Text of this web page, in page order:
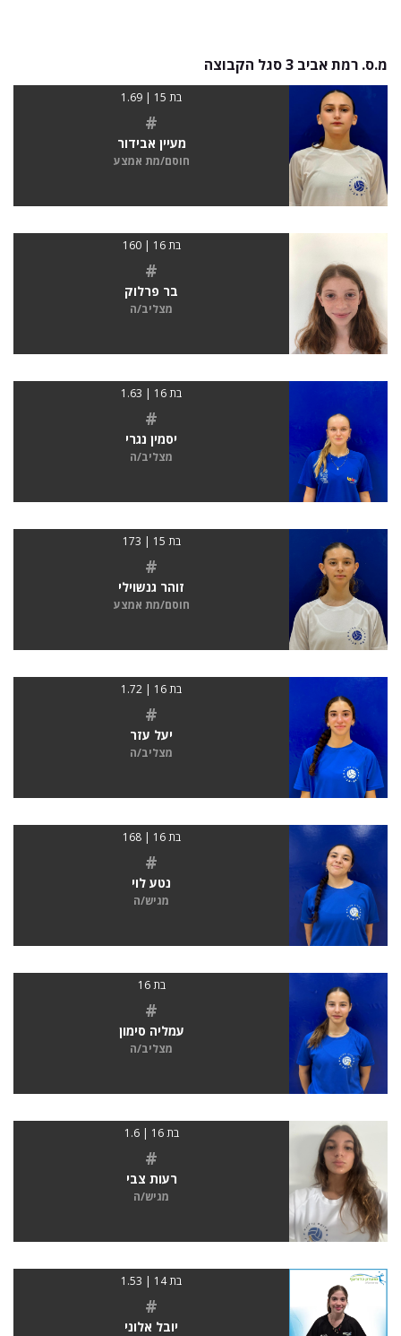
מ.ס. רמת אביב 3 סגל הקבוצה
בת 15 | 1.69
#
מעיין אבידור
חוסם/מת אמצע
בת 16 | 160
#
בר פרלוק
מצליב/ה
בת 16 | 1.63
#
יסמין נגרי
מצליב/ה
בת 15 | 173
#
זוהר גנשוילי
חוסם/מת אמצע
בת 16 | 1.72
#
יעל עזר
מצליב/ה
בת 16 | 168
#
נטע לוי
מגיש/ה
בת 16
#
עמליה סימון
מצליב/ה
בת 16 | 1.6
#
רעות צבי
מגיש/ה
בת 14 | 1.53
#
יובל אלוני